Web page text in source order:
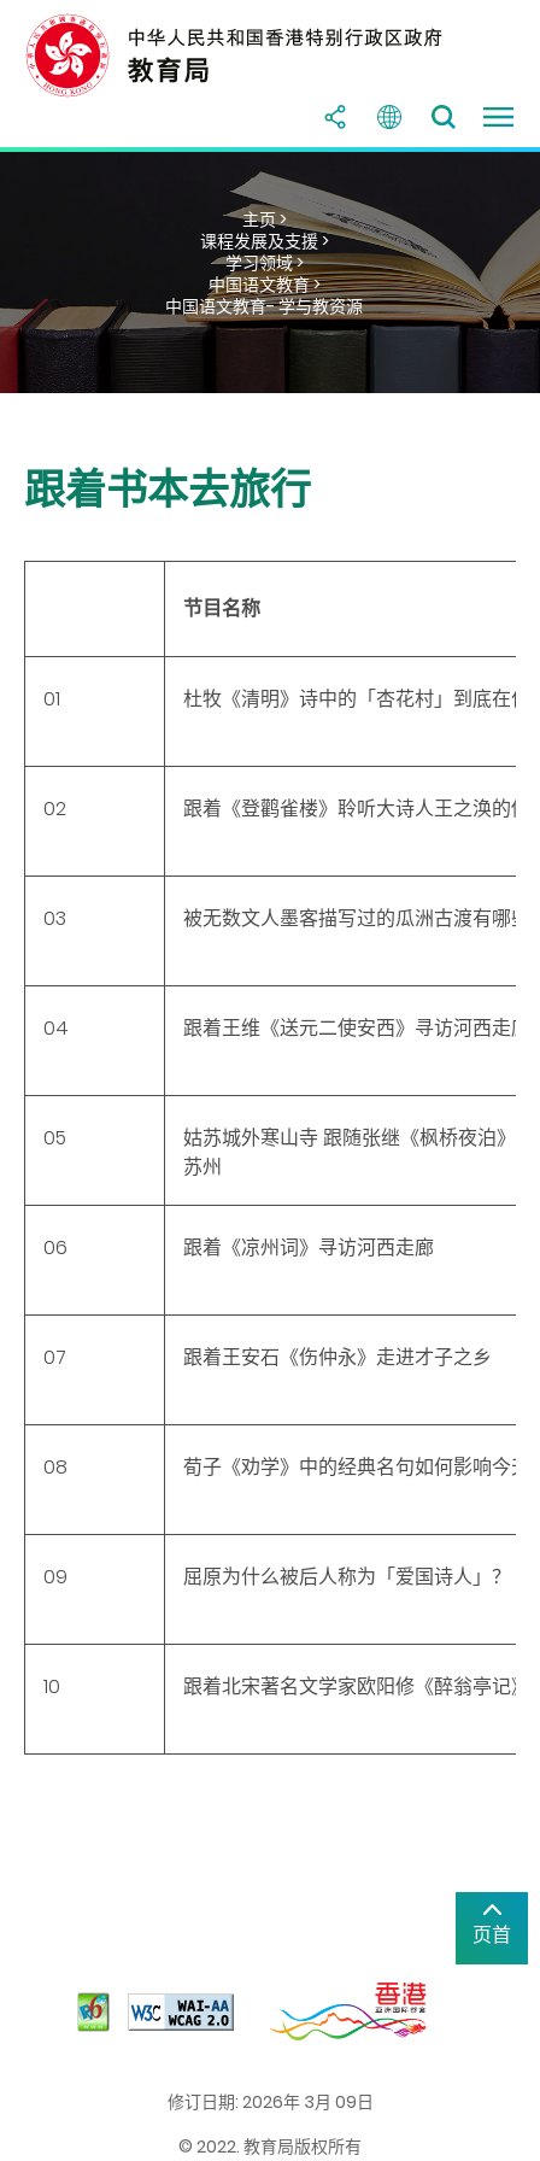
主页 >
课程发展及支援 >
学习领域 >
中国语文教育 >
中国语文教育- 学与教资源
跟着书本去旅行
节目名称
01 杜牧《清明》诗中的「杏花村」到底在什
02 跟着《登鹳雀楼》聆听大诗人王之涣的传
03 被无数文人墨客描写过的瓜洲古渡有哪些
04 跟着王维《送元二使安西》寻访河西走廊
05
姑苏城外寒山寺 跟随张继《枫桥夜泊》
苏州
06 跟着《凉州词》寻访河西走廊
07 跟着王安石《伤仲永》走进才子之乡
08 荀子《劝学》中的经典名句如何影响今天
09 屈原为什么被后人称为「爱国诗人」？
10 跟着北宋著名文学家欧阳修《醉翁亭记》
页首
修订日期: 2026年 3月 09日
© 2022. 教育局版权所有